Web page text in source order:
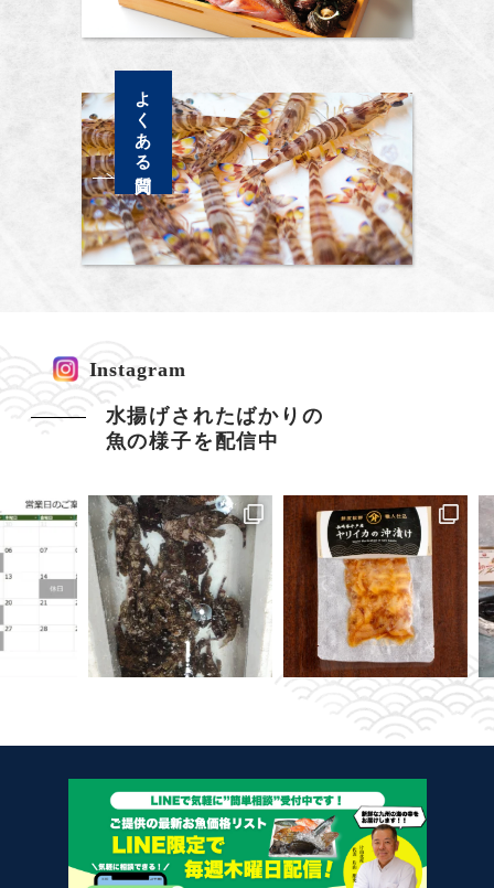
よくある質問
Instagram
水揚げされたばかりの
魚の様子を配信中
灘）16,500円/箱 〇ア
〇クエ（佐賀・唐津）7,800円/kg 〇アオ
〇マナガツオ（山口・下関
今週の入荷情報 —————————————————— 〇アマ
今週の入荷情報 **8月の